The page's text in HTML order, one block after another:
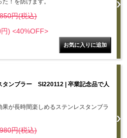
た！を防げます。
円(税込)
) <40%OFF>
タンブラー SI220112 | 卒業記念品で人
果が長時間楽しめるステンレスタンブラ
円(税込)